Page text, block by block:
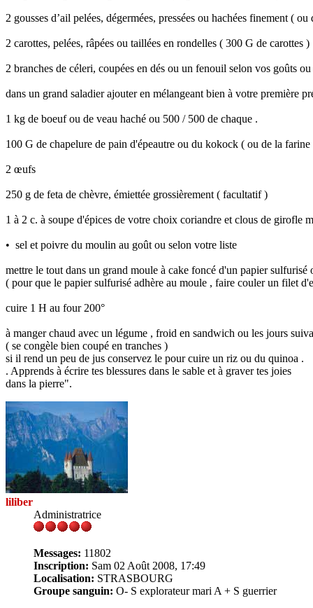
2 gousses d’ail pelées, dégermées, pressées ou hachées finement (
2 carottes, pelées, râpées ou taillées en rondelles ( 300 G de carottes )
2 branches de céleri, coupées en dés ou un fenouil selon vos goûts
dans un grand saladier ajouter en mélangeant bien à votre première
1 kg de boeuf ou de veau haché ou 500 / 500 de chaque .
100 G de chapelure de pain d'épeautre ou du kokock ( ou de la
2 œufs
250 g de feta de chèvre, émiettée grossièrement ( facultatif )
1 à 2 c. à soupe d'épices de votre choix coriandre et clous de girofle
• sel et poivre du moulin au goût ou selon votre liste
mettre le tout dans un grand moule à cake foncé d'un papier sulfurisé
( pour que le papier sulfurisé adhère au moule , faire couler un filet
cuire 1 H au four 200°
à manger chaud avec un légume , froid en sandwich ou les jours
( se congèle bien coupé en tranches )
si il rend un peu de jus conservez le pour cuire un riz ou du quinoa .
. Apprends à écrire tes blessures dans le sable et à graver tes joies
dans la pierre".
liliber
Administratrice
Messages: 11802
Inscription: Sam 02 Août 2008, 17:49
Localisation: STRASBOURG
Groupe sanguin: O- S explorateur mari A + S guerrier